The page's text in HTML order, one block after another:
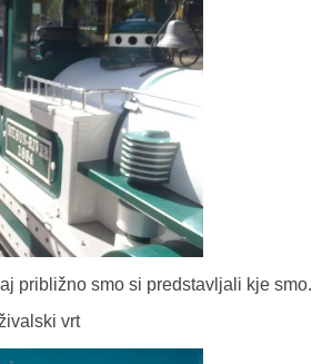
približno smo si predstavljali kje smo.
vrt